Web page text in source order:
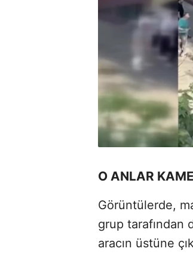
O ANLAR
Görüntülerde,
grup tarafından
aracın üstüne